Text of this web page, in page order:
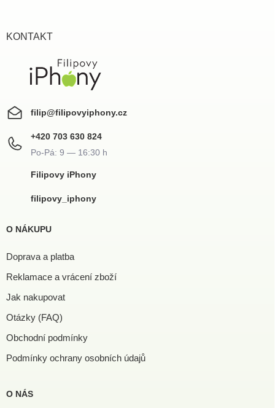
KONTAKT
filip@filipovyiphony.cz
+420 703 630 824
Filipovy iPhony
filipovy_iphony
O NÁKUPU
Doprava a platba
Reklamace a vrácení zboží
Jak nakupovat
Otázky (FAQ)
Obchodní podmínky
Podmínky ochrany osobních údajů
O NÁS